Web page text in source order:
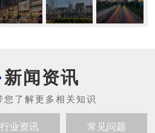
新闻资讯
行业资讯 常见问题